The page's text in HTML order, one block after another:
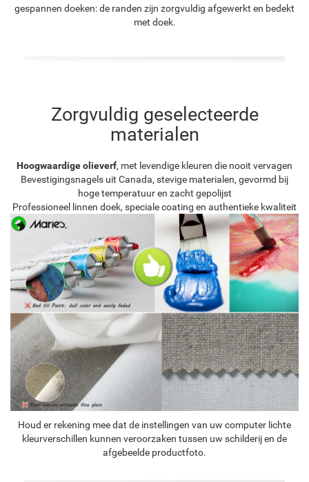
gespannen doeken: de randen zijn zorgvuldig afgewerkt en bedekt
met doek.
Zorgvuldig geselecteerde
materialen
Hoogwaardige olieverf, met levendige kleuren die nooit vervagen
Bevestigingsnagels uit Canada, stevige materialen, gevormd bij
hoge temperatuur en zacht gepolijst
Professioneel linnen doek, speciale coating en authentieke kwaliteit
Houd er rekening mee dat de instellingen van uw computer lichte
kleurverschillen kunnen veroorzaken tussen uw schilderij en de
afgebeelde productfoto.